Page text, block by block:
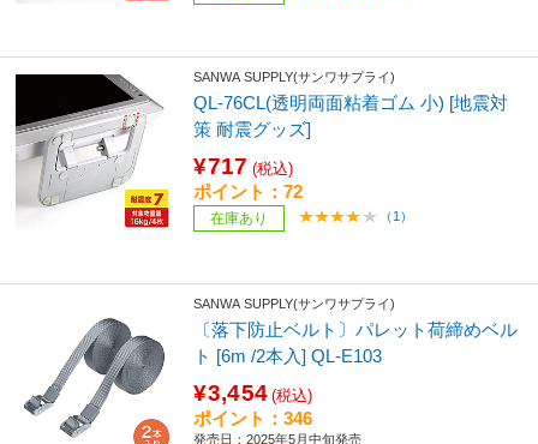
SANWA SUPPLY(サンワサプライ)
QL-76CL(透明両面粘着ゴム 小) [地震対
策 耐震グッズ]
¥717 (税込)
ポイント：72
在庫あり （1）
SANWA SUPPLY(サンワサプライ)
〔落下防止ベルト〕パレット荷締めベル
ト [6m /2本入] QL-E103
¥3,454 (税込)
ポイント：346
発売日：2025年5月中旬発売